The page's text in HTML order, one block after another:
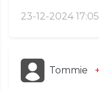
23-12-2024 17:05
Tommie